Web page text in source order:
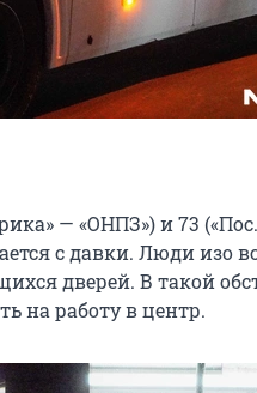
— «ОНПЗ») и 73 («Пос.
с давки. Люди изо
дверей. В такой
на работу в центр.